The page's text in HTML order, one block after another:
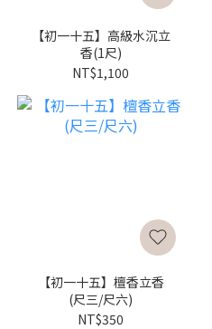
【初一十五】高級水沉立
香(1尺)
NT$1,100
【初一十五】檀香立香
(尺三/尺六)
NT$350